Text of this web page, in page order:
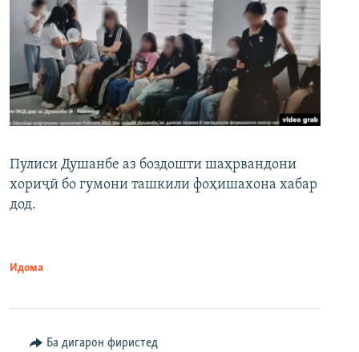
Пулиси Душанбе аз боздошти шаҳрвандони
хориҷӣ бо гумони ташкили фоҳишахона хабар
дод.
Идома
Ба дигарон фиристед